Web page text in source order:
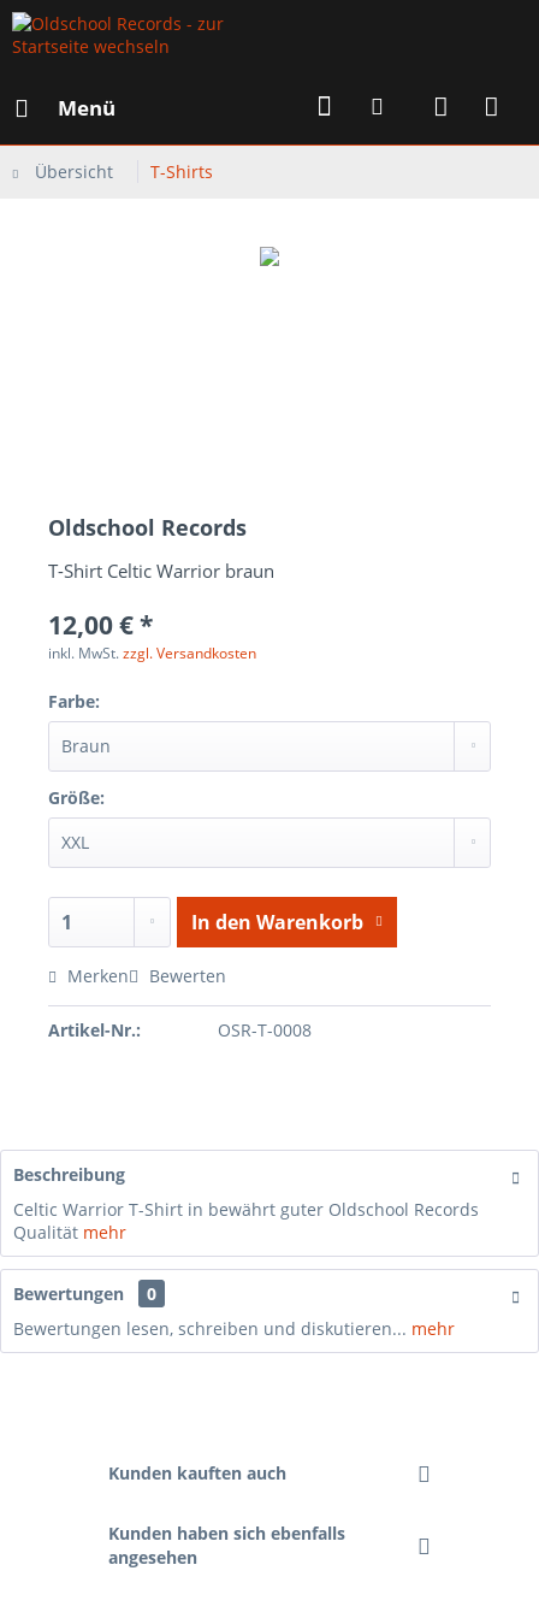
Menü
Übersicht T-Shirts
Oldschool Records
T-Shirt Celtic Warrior braun
12,00 € *
inkl. MwSt.zzgl. Versandkosten
Farbe:
Größe:
In den Warenkorb
Merken Bewerten
Artikel-Nr.: OSR-T-0008
Beschreibung
Celtic Warrior T-Shirt in bewährt guter Oldschool Records
Qualität mehr
Bewertungen
0
Bewertungen lesen, schreiben und diskutieren... mehr
Kunden kauften auch
Kunden haben sich ebenfalls
angesehen